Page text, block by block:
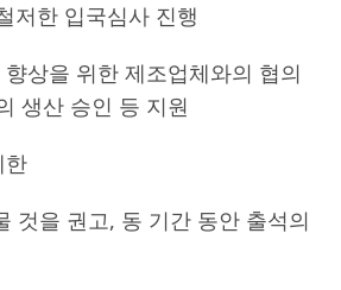
저한 입국심사 진행
상을 위한 제조업체와의 협의
생산 승인 등 지원
한
것을 권고, 동 기간 동안 출석의